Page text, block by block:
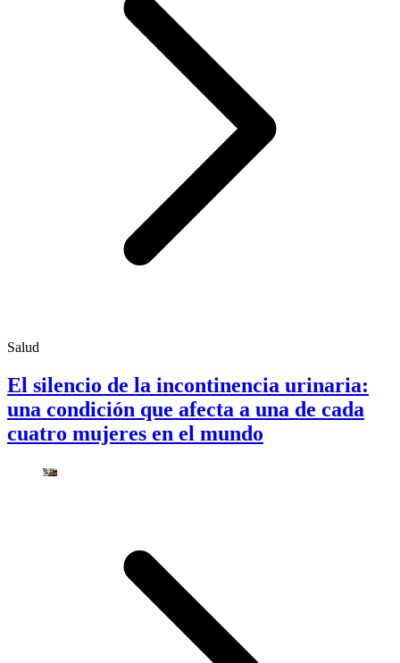
Salud
El silencio de la incontinencia urinaria:
una condición que afecta a una de cada
cuatro mujeres en el mundo